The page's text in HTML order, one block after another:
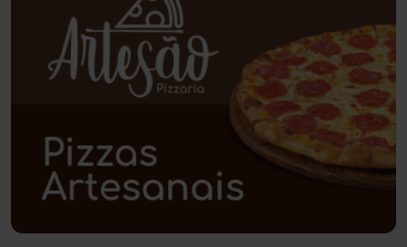
Poções (182)
Polícia Civil (59)
Polícia Militar (27)
Política (03)
Presidente Jânio Qu... (125)